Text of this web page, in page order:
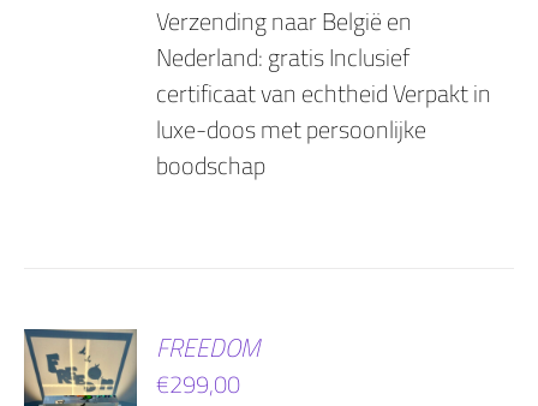
Verzending naar België en
Nederland: gratis Inclusief
certificaat van echtheid Verpakt in
luxe-doos met persoonlijke
boodschap
FREEDOM
€299,00